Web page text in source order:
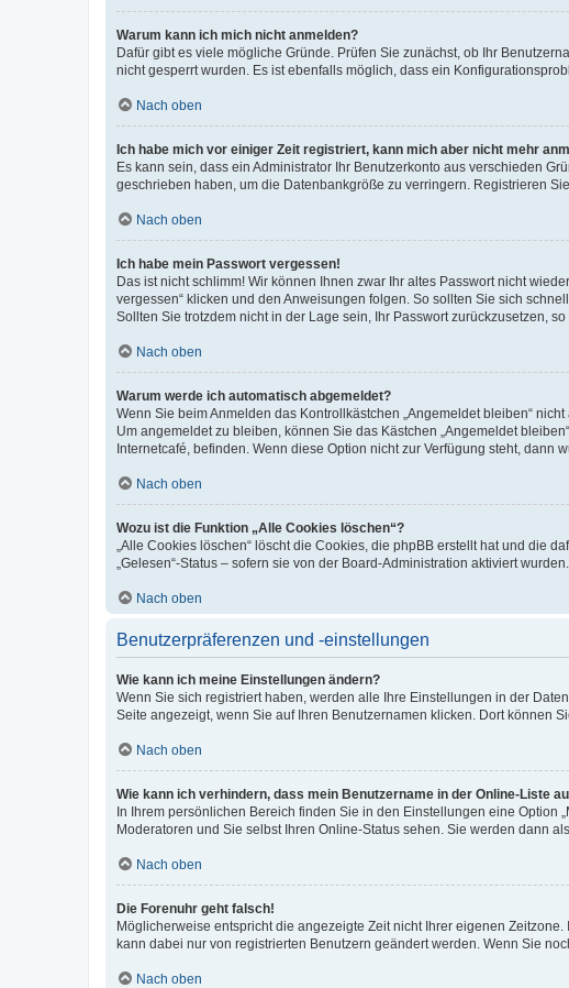
Warum kann ich mich nicht anmelden?
Dafür gibt es viele mögliche Gründe. Prüfen Sie zunächst, ob Ihr
nicht gesperrt wurden. Es ist ebenfalls möglich, dass ein
Nach oben
Ich habe mich vor einiger Zeit registriert, kann mich aber nicht mehr
Es kann sein, dass ein Administrator Ihr Benutzerkonto aus verschieden
geschrieben haben, um die Datenbankgröße zu verringern. Registrieren
Nach oben
Ich habe mein Passwort vergessen!
Das ist nicht schlimm! Wir können Ihnen zwar Ihr altes Passwort nicht
vergessen“ klicken und den Anweisungen folgen. So sollten Sie sich
Sollten Sie trotzdem nicht in der Lage sein, Ihr Passwort zurückzusetzen,
Nach oben
Warum werde ich automatisch abgemeldet?
Wenn Sie beim Anmelden das Kontrollkästchen „Angemeldet bleiben“
Um angemeldet zu bleiben, können Sie das Kästchen „Angemeldet
Internetcafé, befinden. Wenn diese Option nicht zur Verfügung steht, dann
Nach oben
Wozu ist die Funktion „Alle Cookies löschen“?
„Alle Cookies löschen“ löscht die Cookies, die phpBB erstellt hat und die
„Gelesen“-Status – sofern sie von der Board-Administration aktiviert
Nach oben
Benutzerpräferenzen und -einstellungen
Wie kann ich meine Einstellungen ändern?
Wenn Sie sich registriert haben, werden alle Ihre Einstellungen in der
Seite angezeigt, wenn Sie auf Ihren Benutzernamen klicken. Dort können
Nach oben
Wie kann ich verhindern, dass mein Benutzername in der Online-Liste
In Ihrem persönlichen Bereich finden Sie in den Einstellungen eine Option
Moderatoren und Sie selbst Ihren Online-Status sehen. Sie werden dann
Nach oben
Die Forenuhr geht falsch!
Möglicherweise entspricht die angezeigte Zeit nicht Ihrer eigenen
kann dabei nur von registrierten Benutzern geändert werden. Wenn Sie
Nach oben